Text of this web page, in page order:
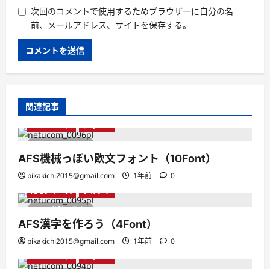
次回のコメントで使用するためブラウザーに自分の名
前、メールアドレス、サイトを保存する。
関連記事
1 分読み取り
AFSシリーズ フォント
AFS機械っぽい欧文フォント（10Font）
pikakichi2015@gmail.com 1年前 0
1 分読み取り
AFSシリーズ フォント
AFS漢字を作ろう（4Font）
pikakichi2015@gmail.com 1年前 0
AFSシリーズ フォント